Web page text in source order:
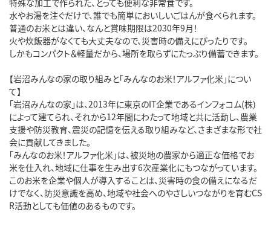
水やお湯を注ぐだけで、誰でも簡単においしいごはんが食べられます。
普通のお米とは違い、なんと賞味期限は2030年9月！
火や炊飯器がなくても大丈夫なので、災害時の備えにぴったりです。
しかもコンパクト＆軽量だから、場所を取らずにたっぷり備蓄できます。
【岩沼みんなの家の取り組みと「みんなのお米！アルファ化米」につい
て】
「岩沼みんなの家」は、2013年に東京のIT企業であるインフォコム(株)
によって建てられ、それから12年間にわたって地域と共に活動し、農業
支援や防災教育、震災の記憶を伝える取り組みなど、さまざまな形で社
会に貢献してきました。
「みんなのお米！アルファ化米」は、被災地の農家から適正な価格でお
米を仕入れ、地域に仕事を生み出す6次産業化にもつながっています。
このお米を企業や個人が導入することは、災害時の食の備えになるだ
けでなく、防災意識を高め、地域や社会へのやさしいつながりを育むCS
R活動としても価値のあるものです。